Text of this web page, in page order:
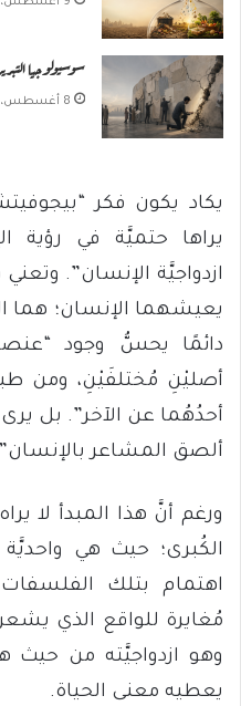
سوسيولوجيا
8 أغسطس، 2026
يكاد يكون فكر
يراها حتميَّة في رؤية
ازدواجيَّة الإنسان”.
يعيشهما الإنسان؛ هما
دائمًا يحسُّ وجود
أصليْنِ مُختلفَيْنِ، ومن
أحدُهُما عن الآخر”. بل
ألصق المشاعر
ورغم أنَّ هذا المبدأ لا
الكُبرى؛ حيث هي واحديَّة
اهتمام بتلك
مُغايرة للواقع الذي
وهو ازدواجيَّته من حيث
يعطيه معنى الحياة.